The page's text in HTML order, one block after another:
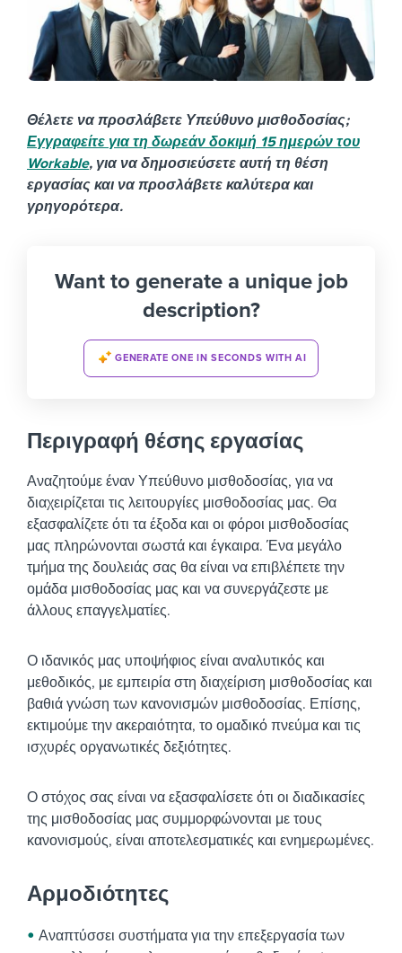
Θέλετε να προσλάβετε Υπεύθυνο μισθοδοσίας;
Εγγραφείτε για τη δωρεάν δοκιμή 15 ημερών του
Workable, για να δημοσιεύσετε αυτή τη θέση
εργασίας και να προσλάβετε καλύτερα και
γρηγορότερα.
Want to generate a unique job
description?
GENERATE ONE IN SECONDS WITH AI
Περιγραφή θέσης εργασίας
Αναζητούμε έναν Υπεύθυνο μισθοδοσίας, για να
διαχειρίζεται τις λειτουργίες μισθοδοσίας μας. Θα
εξασφαλίζετε ότι τα έξοδα και οι φόροι μισθοδοσίας
μας πληρώνονται σωστά και έγκαιρα. Ένα μεγάλο
τμήμα της δουλειάς σας θα είναι να επιβλέπετε την
ομάδα μισθοδοσίας μας και να συνεργάζεστε με
άλλους επαγγελματίες.
Ο ιδανικός μας υποψήφιος είναι αναλυτικός και
μεθοδικός, με εμπειρία στη διαχείριση μισθοδοσίας και
βαθιά γνώση των κανονισμών μισθοδοσίας. Επίσης,
εκτιμούμε την ακεραιότητα, το ομαδικό πνεύμα και τις
ισχυρές οργανωτικές δεξιότητες.
Ο στόχος σας είναι να εξασφαλίσετε ότι οι διαδικασίες
της μισθοδοσίας μας συμμορφώνονται με τους
κανονισμούς, είναι αποτελεσματικές και ενημερωμένες.
Αρμοδιότητες
Αναπτύσσει συστήματα για την επεξεργασία των